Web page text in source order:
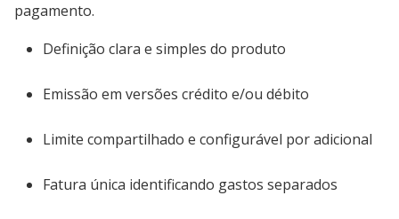
pagamento.
Definição clara e simples do produto
Emissão em versões crédito e/ou débito
Limite compartilhado e configurável por adicional
Fatura única identificando gastos separados